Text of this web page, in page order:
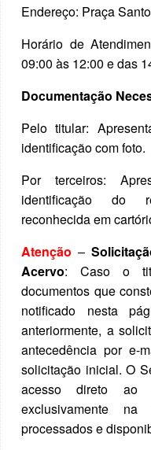
Endereço: Praça
Horário de
09:00 às 12:00 e das
Documentação
Pelo titular:
identificação com foto.
Por terceiros:
identificação do
reconhecida em
Atenção –
Acervo: Caso o
documentos que
notificado nesta
anteriormente, a
antecedência por e-
solicitação inicial. O
acesso direto ao
exclusivamente
processados e